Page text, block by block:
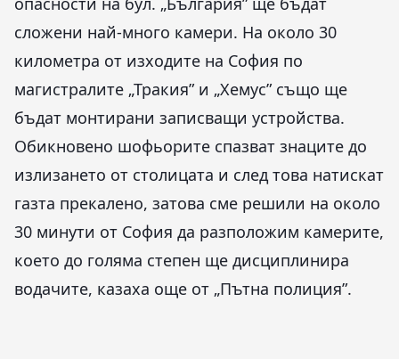
сложени най-много камери. На около 30
километра от изходите на София по
магистралите „Тракия” и „Хемус” също ще
бъдат монтирани записващи устройства.
Обикновено шофьорите спазват знаците до
излизането от столицата и след това натискат
газта прекалено, затова сме решили на около
30 минути от София да разположим камерите,
което до голяма степен ще дисциплинира
водачите, казаха още от „Пътна полиция”.